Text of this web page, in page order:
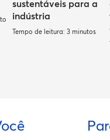
sustentáveis para a
indústria
Tempo de leitura: 3 minutos